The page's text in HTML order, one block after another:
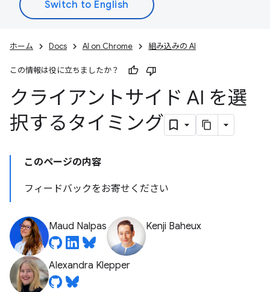
ホーム Docs AI on Chrome 組み込みの AI
この情報は役に立ちましたか？
クライアントサイド AI を選
択するタイミング
このページの内容
フィードバックをお寄せください
Maud Nalpas Kenji Baheux
Alexandra Klepper